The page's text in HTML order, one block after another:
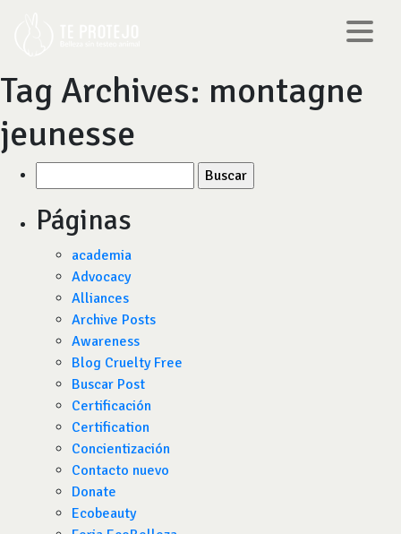
Tag Archives: montagne
jeunesse
por:
Páginas
academia
Advocacy
Alliances
Archive Posts
Awareness
Blog Cruelty Free
Buscar Post
Certificación
Certification
Concientización
Contacto nuevo
Donate
Ecobeauty